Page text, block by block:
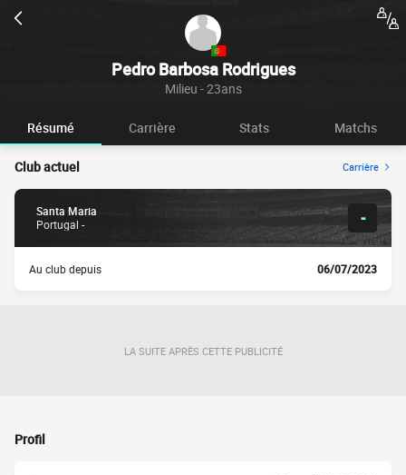
Pedro Barbosa Rodrigues
Milieu - 23ans
Résumé Carrière Stats Matchs
Club actuel Carrière
Santa Maria
Portugal -
-
Au club depuis 06/07/2023
LA SUITE APRÈS CETTE PUBLICITÉ
Profil